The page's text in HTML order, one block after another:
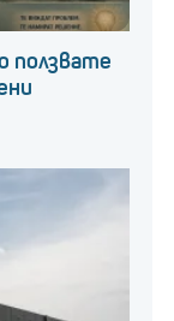
ползвате